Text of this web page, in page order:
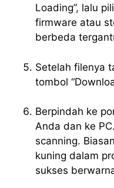
Loading”, lalu
firmware atau
berbeda
Setelah filenya
tombol
Berpindah ke
Anda dan ke
scanning.
kuning dalam
sukses